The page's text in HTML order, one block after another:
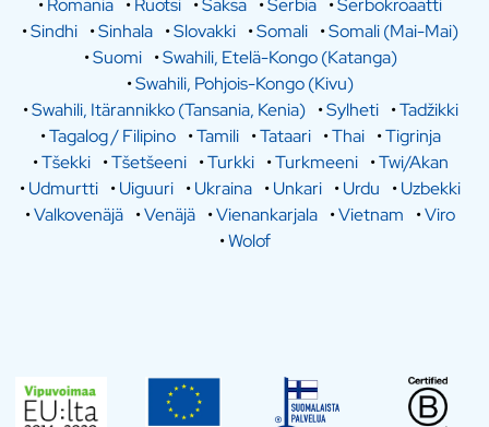
•Romania •Ruotsi •Saksa •Serbia •Serbokroaatti
•Sindhi •Sinhala •Slovakki •Somali •Somali (Mai-Mai)
•Suomi •Swahili, Etelä-Kongo (Katanga)
•Swahili, Pohjois-Kongo (Kivu)
•Swahili, Itärannikko (Tansania, Kenia) •Sylheti •Tadžikki
•Tagalog / Filipino •Tamili •Tataari •Thai •Tigrinja
•Tšekki •Tšetšeeni •Turkki •Turkmeeni •Twi/Akan
•Udmurtti •Uiguuri •Ukraina •Unkari •Urdu •Uzbekki
•Valkovenäjä •Venäjä •Vienankarjala •Vietnam •Viro
•Wolof